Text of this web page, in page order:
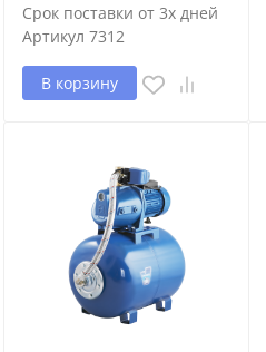
Срок поставки от 3х дней
Артикул 7312
В корзину